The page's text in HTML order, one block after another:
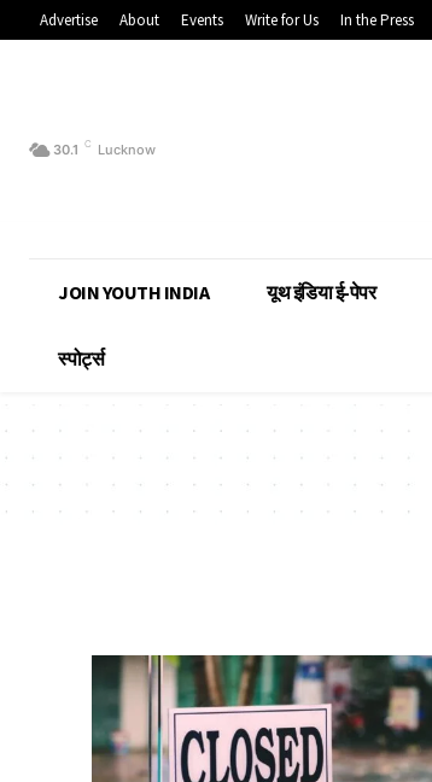
Advertise About Events Write for Us In the Press
30.1 C Lucknow
JOIN YOUTH INDIA यूथ इंडिया ई-पेपर
स्पोर्ट्स